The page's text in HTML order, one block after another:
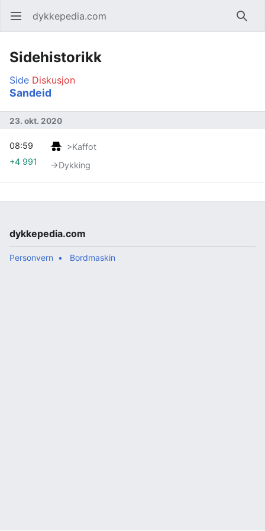
Åpne hovedmenyen dykkepedia.com Søk
Sidehistorikk
Side Diskusjon
Sandeid
23. okt. 2020
>Kaffot
→‎Dykking
08:59
+4 991
dykkepedia.com
Personvern Bordmaskin